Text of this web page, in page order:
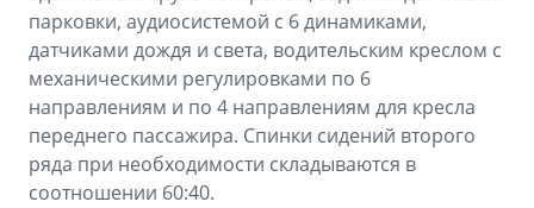
парковки, аудиосистемой с 6 динамиками,
датчиками дождя и света, водительским креслом с
механическими регулировками по 6
направлениям и по 4 направлениям для кресла
переднего пассажира. Спинки сидений второго
ряда при необходимости складываются в
соотношении 60:40.